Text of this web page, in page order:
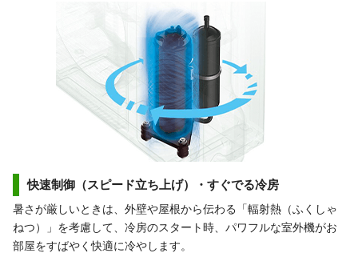
快速制御（スピード立ち上げ）・すぐでる冷房
暑さが厳しいときは、外壁や屋根から伝わる「輻射熱（ふくしゃ
ねつ）」を考慮して、冷房のスタート時、パワフルな室外機がお
部屋をすばやく快適に冷やします。